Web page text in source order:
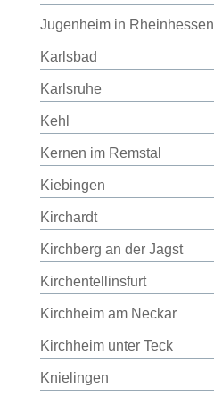
Jugenheim in Rheinhessen
Karlsbad
Karlsruhe
Kehl
Kernen im Remstal
Kiebingen
Kirchardt
Kirchberg an der Jagst
Kirchentellinsfurt
Kirchheim am Neckar
Kirchheim unter Teck
Knielingen